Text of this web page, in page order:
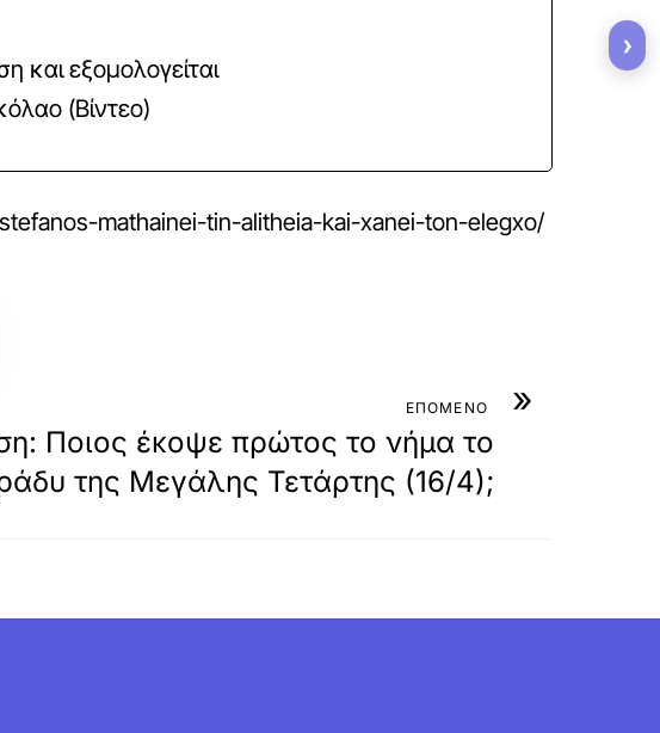
και εξομολογείται
(Βίντεο)
mathainei-tin-alitheia-kai-xanei-ton-elegxo/
»
ΕΠΟΜΕΝΟ
Ποιος έκοψε πρώτος το νήμα το
της Μεγάλης Τετάρτης (16/4);
›